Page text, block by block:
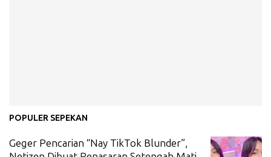
POPULER SEPEKAN
Geger Pencarian “Nay TikTok Blunder”,